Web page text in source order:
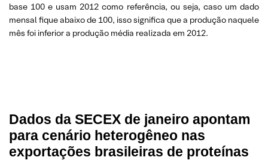
base 100 e usam 2012 como referência, ou seja, caso um dado
mensal fique abaixo de 100, isso significa que a produção naquele
mês foi inferior a produção média realizada em 2012.
Dados da SECEX de janeiro apontam
para cenário heterogêneo nas
exportações brasileiras de proteínas